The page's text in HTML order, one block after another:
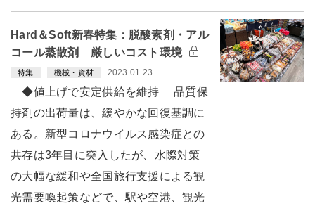
Hard＆Soft新春特集：脱酸素剤・アル
コール蒸散剤 厳しいコスト環境
特集 機械・資材 2023.01.23
◆値上げで安定供給を維持 品質保
持剤の出荷量は、緩やかな回復基調に
ある。新型コロナウイルス感染症との
共存は3年目に突入したが、水際対策
の大幅な緩和や全国旅行支援による観
光需要喚起策などで、駅や空港、観光